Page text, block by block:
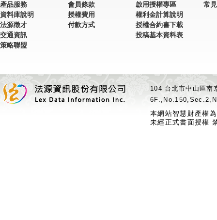
產品服務
資料庫說明
法源徵才
交通資訊
策略聯盟
會員條款
授權費用
付款方式
啟用授權專區
權利金計算說明
授權合約書下載
投稿基本資料表
常
104 台北市中山區
本網站智慧財產權
未經正式書面授權